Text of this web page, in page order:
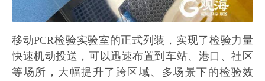
移动PCR检验实验室的正式列装，实现了检验力量
快速机动投送，可以迅速布置到车站、港口、社区
等场所，大幅提升了跨区域、多场景下的检验效